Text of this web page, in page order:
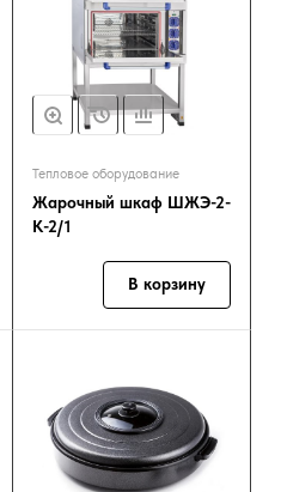
Тепловое оборудование
Жарочный шкаф ШЖЭ-2-
К-2/1
В корзину